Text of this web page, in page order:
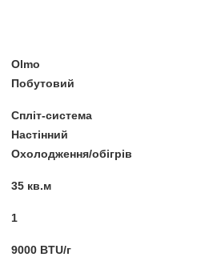
Olmo
Побутовий
Спліт-система
Настінний
Охолодження/обігрів
35 кв.м
1
9000 BTU/г